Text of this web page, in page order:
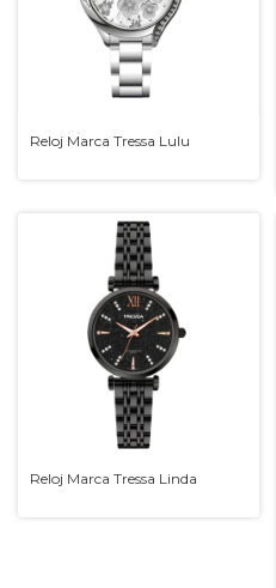
Reloj Marca Tressa Lulu
Reloj Marca Tressa Linda